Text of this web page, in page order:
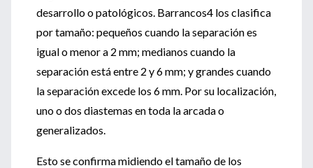
desarrollo o patológicos. Barrancos4 los clasifica
por tamaño: pequeños cuando la separación es
igual o menor a 2 mm; medianos cuando la
separación está entre 2 y 6 mm; y grandes cuando
la separación excede los 6 mm. Por su localización,
uno o dos diastemas en toda la arcada o
generalizados.
Esto se confirma midiendo el tamaño de los